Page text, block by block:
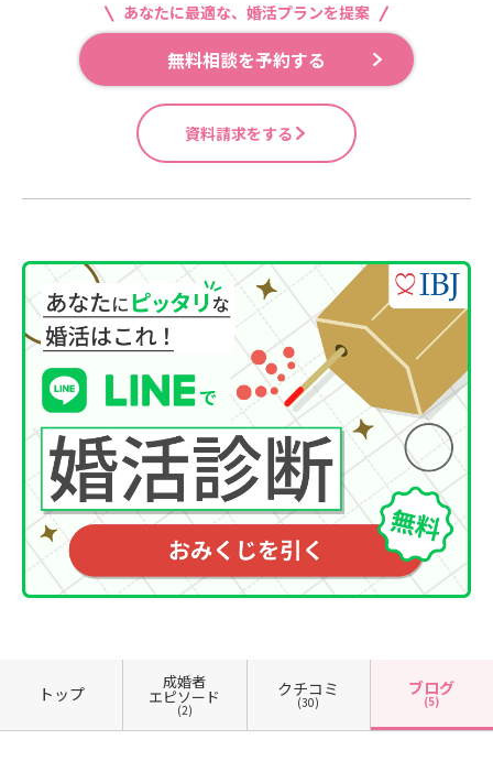
あなたに最適な、婚活プランを提案
無料相談を予約する
資料請求をする
トップ
成婚者
エピソード
(2)
クチコミ
(30)
ブログ
(5)